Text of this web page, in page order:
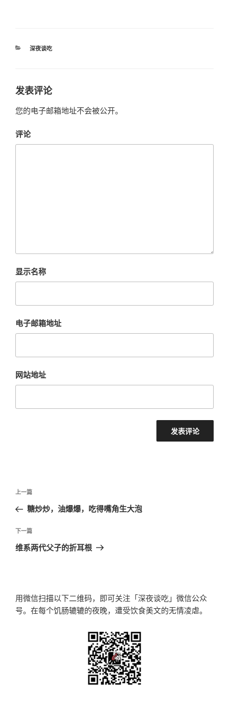
分
深夜谈吃
发表评论
您的电子邮箱地址不会被公开。
评论
显示名称
电子邮箱地址
网站地址
文
导
航
上
一
文
章
上一篇
糖炒炒，油爆爆，吃得嘴角生大泡
下
一
下一篇
维系两代父子的折耳根
用微信扫描以下二维码，即可关注「深夜谈吃」微信公众
号。在每个饥肠辘辘的夜晚，遭受饮食美文的无情凌虐。